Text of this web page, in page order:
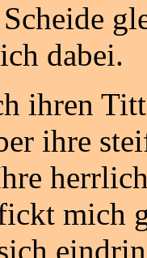
dabei.
ihren
ihre
mich